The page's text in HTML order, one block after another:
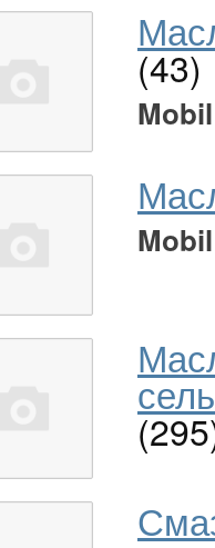
(43)
Mobil
Mobil